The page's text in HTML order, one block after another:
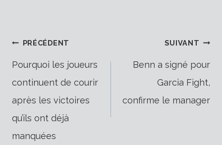
Navigation
de
PRÉCÉDENT
Pourquoi les joueurs
continuent de courir
après les victoires
qu’ils ont déjà
manquées
SUIVANT
Benn a signé pour
Garcia Fight,
confirme le manager